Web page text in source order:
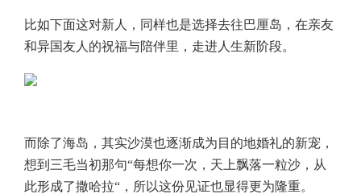
比如下面这对新人，同样也是选择去往巴厘岛，在亲友
和异国友人的祝福与陪伴里，走进人生新阶段。
而除了海岛，其实沙漠也逐渐成为目的地婚礼的新宠，
想到三毛当初那句“每想你一次，天上飘落一粒沙，从
此形成了撒哈拉“，所以这份见证也显得更为隆重。